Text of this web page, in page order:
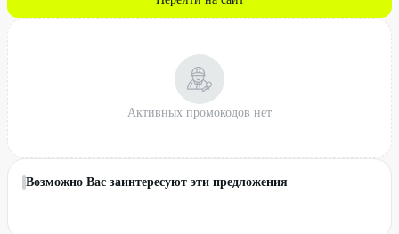
Активных промокодов нет
Возможно Вас заинтересуют эти предложения